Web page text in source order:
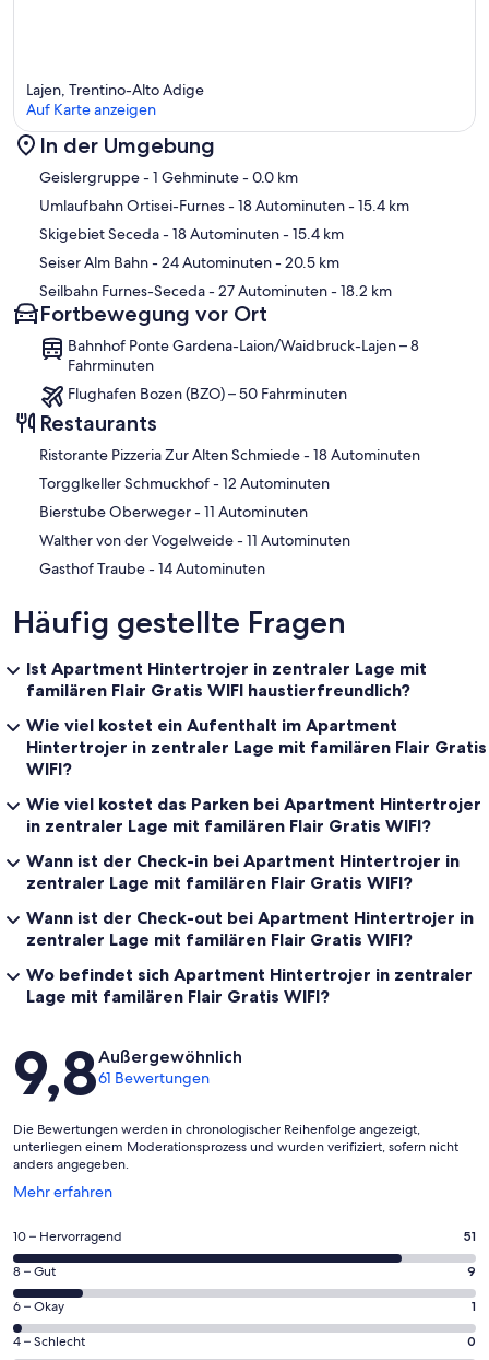
Karte
Lajen, Trentino-Alto Adige
Auf Karte anzeigen
In der Umgebung
Geislergruppe- 1 Gehminute- 0.0 km
Umlaufbahn Ortisei-Furnes- 18 Autominuten- 15.4 km
Skigebiet Seceda- 18 Autominuten- 15.4 km
Seiser Alm Bahn- 24 Autominuten- 20.5 km
Seilbahn Furnes-Seceda- 27 Autominuten- 18.2 km
Fortbewegung vor Ort
Bahnhof Ponte Gardena-Laion/Waidbruck-Lajen – 8
Fahrminuten
Flughafen Bozen (BZO) – 50 Fahrminuten
Restaurants
‪Ristorante Pizzeria Zur Alten Schmiede - ‬18 Autominuten
‪Torgglkeller Schmuckhof - ‬12 Autominuten
‪Bierstube Oberweger - ‬11 Autominuten
‪Walther von der Vogelweide - ‬11 Autominuten
‪Gasthof Traube - ‬14 Autominuten
Häufig gestellte Fragen
Ist Apartment Hintertrojer in zentraler Lage mit
familären Flair Gratis WIFI haustierfreundlich?
Wie viel kostet ein Aufenthalt im Apartment
Hintertrojer in zentraler Lage mit familären Flair Gratis
WIFI?
Wie viel kostet das Parken bei Apartment Hintertrojer
in zentraler Lage mit familären Flair Gratis WIFI?
Wann ist der Check-in bei Apartment Hintertrojer in
zentraler Lage mit familären Flair Gratis WIFI?
Wann ist der Check-out bei Apartment Hintertrojer in
zentraler Lage mit familären Flair Gratis WIFI?
Wo befindet sich Apartment Hintertrojer in zentraler
Lage mit familären Flair Gratis WIFI?
Bewertungen
9,8Außergewöhnlich
61 Bewertungen
Die Bewertungen werden in chronologischer Reihenfolge angezeigt,
unterliegen einem Moderationsprozess und wurden verifiziert, sofern nicht
anders angegeben.
Mehr erfahren
Wird
einem
neuen
Fenster
geöffnet
51
von
insgesamt
61
Gästebewertungen
haben
10 – Hervorragend 51
9
von
insgesamt
61
8 – Gut 9
1
von
insgesamt
6 – Okay 1
0
4 – Schlecht 0